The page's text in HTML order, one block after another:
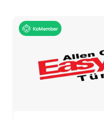
KoMember